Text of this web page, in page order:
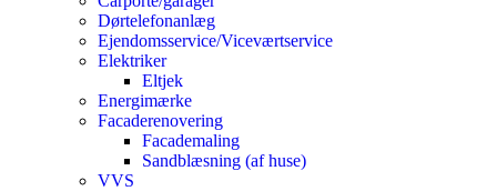
Dørtelefonanlæg
Ejendomsservice/Viceværtservice
Elektriker
Eltjek
Energimærke
Facaderenovering
Facademaling
Sandblæsning (af huse)
VVS